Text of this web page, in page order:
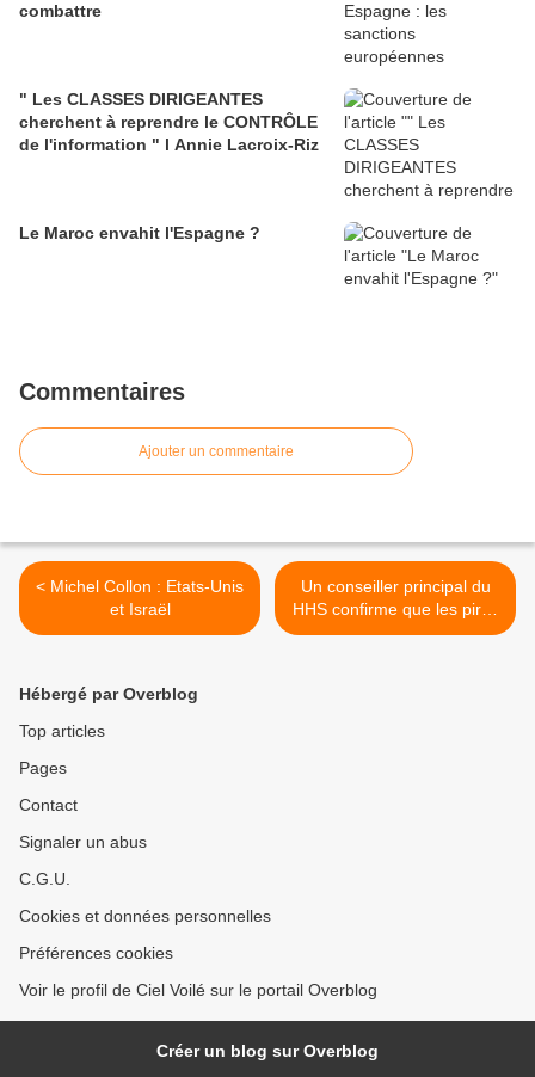
combattre
" Les CLASSES DIRIGEANTES
cherchent à reprendre le CONTRÔLE
de l'information " l Annie Lacroix-Riz
Le Maroc envahit l'Espagne ?
Commentaires
Ajouter un commentaire
< Michel Collon : Etats-Unis
et Israël
Un conseiller principal du
HHS confirme que les pires
craintes liées au COVID
Hébergé par Overblog
Top articles
Pages
Contact
Signaler un abus
C.G.U.
Cookies et données personnelles
Préférences cookies
Voir le profil de Ciel Voilé sur le portail Overblog
Créer un blog sur Overblog